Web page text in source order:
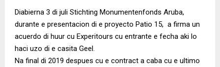
Diabierna 3 di juli Stichting Monumentenfonds Aruba,
durante e presentacion di e proyecto Patio 15, a firma un
acuerdo di huur cu Experitours cu entrante e fecha aki lo
haci uzo di e casita Geel.
Na final di 2019 despues cu e contract a caba cu e ultimo